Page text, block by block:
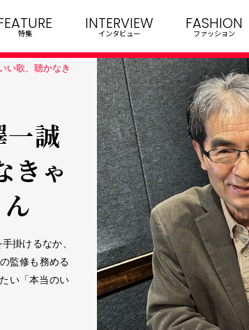
特集
INTERVIEW
インタビュー
FASHION
ファッション
い歌、聴かなき
誠
きゃ
掛けるなか、
監修も務める
い「本当のい